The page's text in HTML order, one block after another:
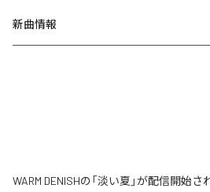
新曲情報
WARM DENISHの「淡い夏」が配信開始